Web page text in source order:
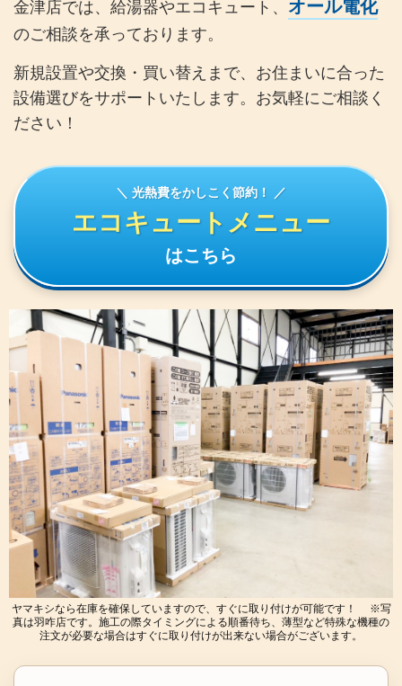
金津店では、給湯器やエコキュート、 オール電化
のご相談を承っております。
新規設置や交換・買い替えまで、お住まいに合った
設備選びをサポートいたします。お気軽にご相談く
ださい！
＼ 光熱費をかしこく節約！ ／
エコキュートメニュー
はこちら
ヤマキシなら在庫を確保していますので、すぐに取り付けが可能です！ ※写
真は羽咋店です。施工の際タイミングによる順番待ち、薄型など特殊な機種の
注文が必要な場合はすぐに取り付けが出来ない場合がございます。